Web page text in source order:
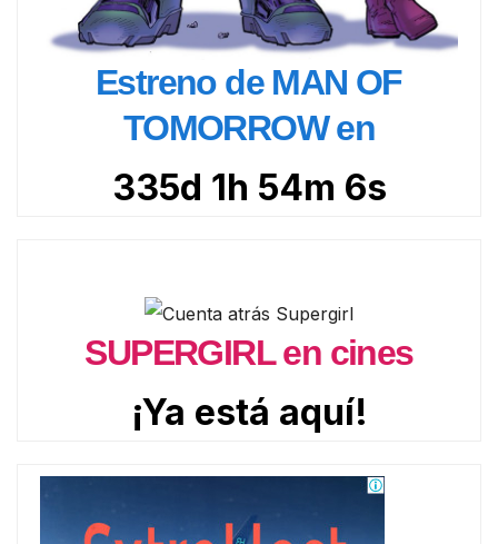
Estreno de MAN OF
TOMORROW en
335d 1h 54m 5s
SUPERGIRL en cines
¡Ya está aquí!